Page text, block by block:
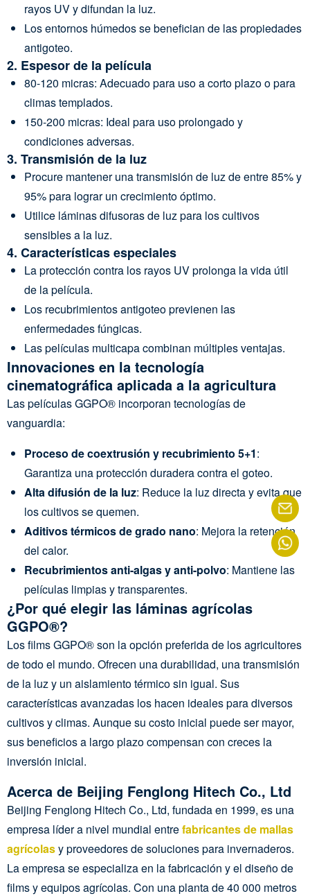
rayos UV y difundan la luz.
Los entornos húmedos se benefician de las propiedades
antigoteo.
2. Espesor de la película
80-120 micras: Adecuado para uso a corto plazo o para
climas templados.
150-200 micras: Ideal para uso prolongado y
condiciones adversas.
3. Transmisión de la luz
Procure mantener una transmisión de luz de entre 85% y
95% para lograr un crecimiento óptimo.
Utilice láminas difusoras de luz para los cultivos
sensibles a la luz.
4. Características especiales
La protección contra los rayos UV prolonga la vida útil
de la película.
Los recubrimientos antigoteo previenen las
enfermedades fúngicas.
Las películas multicapa combinan múltiples ventajas.
Innovaciones en la tecnología
cinematográfica aplicada a la agricultura
Las películas GGPO® incorporan tecnologías de
vanguardia:
Proceso de coextrusión y recubrimiento 5+1:
Garantiza una protección duradera contra el goteo.
Alta difusión de la luz: Reduce la luz directa y evita que
los cultivos se quemen.
Aditivos térmicos de grado nano: Mejora la retención
del calor.
Recubrimientos anti-algas y anti-polvo: Mantiene las
películas limpias y transparentes.
¿Por qué elegir las láminas agrícolas
GGPO®?
Los films GGPO® son la opción preferida de los agricultores
de todo el mundo. Ofrecen una durabilidad, una transmisión
de la luz y un aislamiento térmico sin igual. Sus
características avanzadas los hacen ideales para diversos
cultivos y climas. Aunque su costo inicial puede ser mayor,
sus beneficios a largo plazo compensan con creces la
inversión inicial.
Acerca de Beijing Fenglong Hitech Co., Ltd
Beijing Fenglong Hitech Co., Ltd, fundada en 1999, es una
empresa líder a nivel mundial entrefabricantes de mallas
agrícolasy proveedores de soluciones para invernaderos.
La empresa se especializa en la fabricación y el diseño de
films y equipos agrícolas. Con una planta de 40 000 metros